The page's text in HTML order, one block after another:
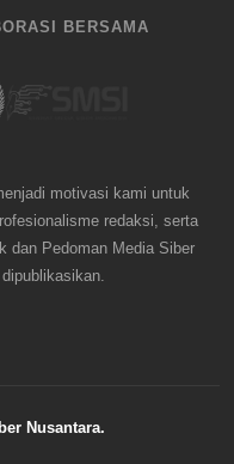
BERSAMA
motivasi kami untuk
redaksi, serta
dan Pedoman Media Siber
Nusantara.